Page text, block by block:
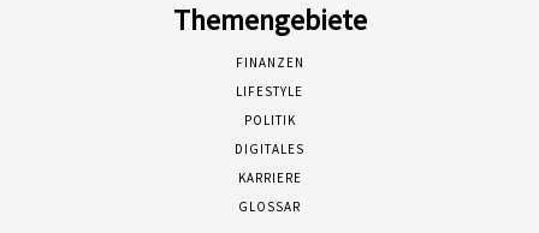
Themengebiete
FINANZEN
LIFESTYLE
POLITIK
DIGITALES
KARRIERE
GLOSSAR